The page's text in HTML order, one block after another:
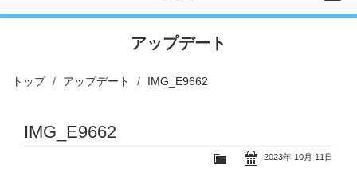
アップデート
トップ アップデート IMG_E9662
IMG_E9662
2023年 10月 11日